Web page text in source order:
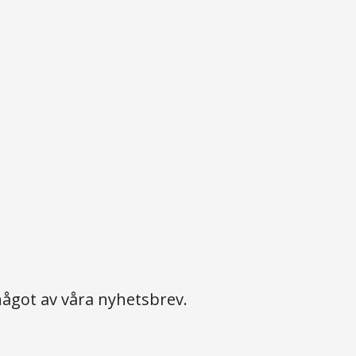
av våra nyhetsbrev.